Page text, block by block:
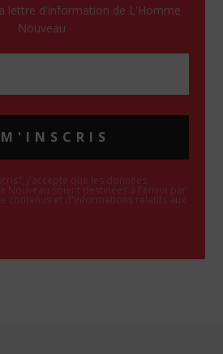
lettre d'information de L'Homme
Nouveau
j'accepte que les données
Nouveau soient destinées à l'envoi par
contenus et d'informations relatifs aux